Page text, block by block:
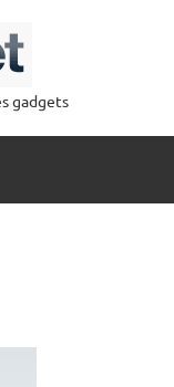
gadgets